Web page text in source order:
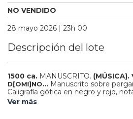
NO VENDIDO
28 mayo 2026 | 23h 00
Descripción del lote
1500 ca. MANUSCRITO. (MÚSICA).
D[OMI]NO... Manuscrito sobre
Caligrafía gótica en negro y rojo,
tetragrama en rojo. 25 h. Principia
Ver más